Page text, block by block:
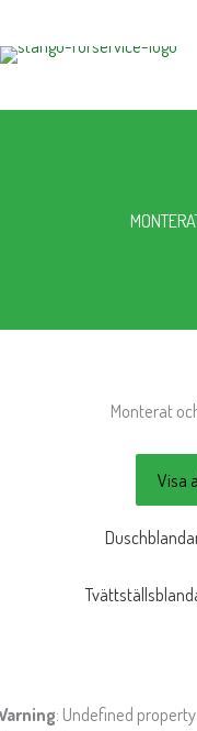
till
Monterat
Visa
: Undefined